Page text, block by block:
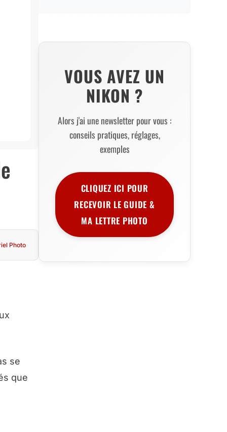
Photo
se
que
VOUS AVEZ UN
NIKON ?
Alors j'ai une newsletter pour vous :
conseils pratiques, réglages,
exemples
CLIQUEZ ICI POUR
RECEVOIR LE GUIDE &
MA LETTRE PHOTO